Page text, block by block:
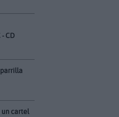
CD
un cartel